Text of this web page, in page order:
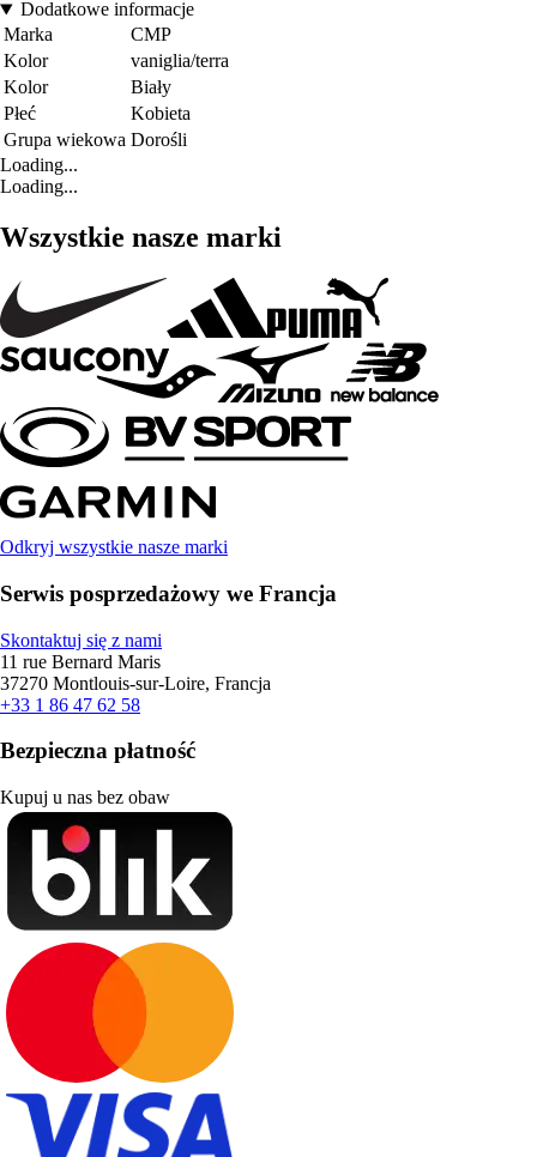
Dodatkowe informacje
Marka
CMP
Kolor
vaniglia/terra
Kolor
Biały
Płeć
Kobieta
Grupa wiekowa Dorośli
Loading...
Loading...
Wszystkie nasze marki
Odkryj wszystkie nasze marki
Serwis posprzedażowy we Francja
Skontaktuj się z nami
11 rue Bernard Maris
37270 Montlouis-sur-Loire, Francja
+33 1 86 47 62 58
Bezpieczna płatność
Kupuj u nas bez obaw